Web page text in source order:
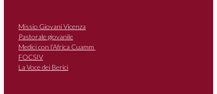
Missio Giovani Vicenza
Pastorale giovanile
Medici con l’Africa Cuamm
FOCSIV
La Voce dei Berici